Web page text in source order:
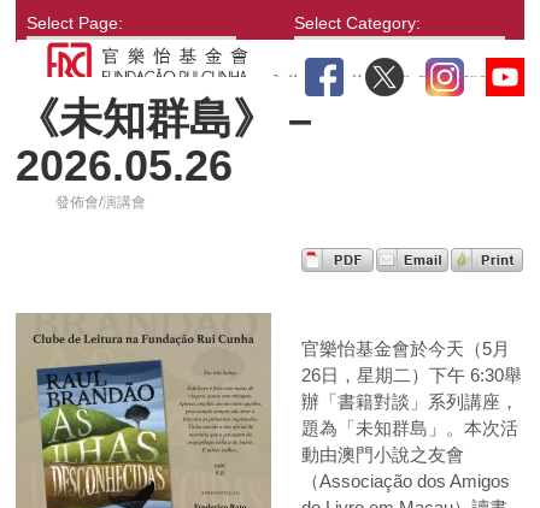
Select Page: Select Category:
《未知群島》 –
2026.05.26
發佈會/演講會
官樂怡基金會於今天（5月
26日，星期二）下午 6:30舉
辦「書籍對談」系列講座，
題為「未知群島」。本次活
動由澳門小說之友會
（Associação dos Amigos